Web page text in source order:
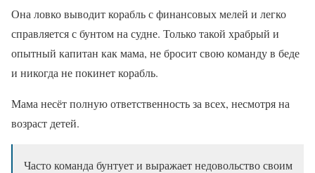
Она ловко выводит корабль с финансовых мелей и легко
справляется с бунтом на судне. Только такой храбрый и
опытный капитан как мама, не бросит свою команду в беде
и никогда не покинет корабль.
Мама несёт полную ответственность за всех, несмотря на
возраст детей.
Часто команда бунтует и выражает недовольство своим